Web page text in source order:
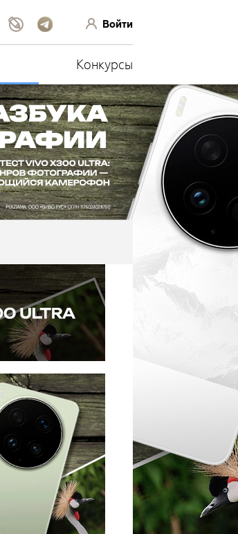
Войти
Конкурсы